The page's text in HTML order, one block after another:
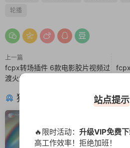
轮播
上一篇
fcpx转场插件 6款电影胶片视频过
渡火焰燃烧
猜你喜欢 站点提示
🔥限时活动： 升级VIP免费下
高工作效率！拒绝加班！